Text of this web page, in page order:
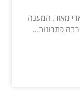
מאוד. המענה
פתרונות...